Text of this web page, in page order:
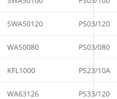
SWA50120 PS03/120
WA50080 PS03/080
KFL1000 PS23/10A
WA63126 PS33/120